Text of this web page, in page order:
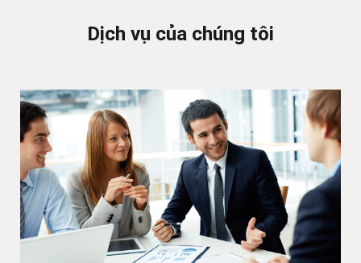
Dịch vụ của chúng tôi